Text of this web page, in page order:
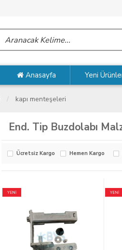
Anasayfa Yeni
kapı menteşeleri
End. Tip Buzdolabı
Ücretsiz Kargo Hemen Kargo
YENİ YENİ